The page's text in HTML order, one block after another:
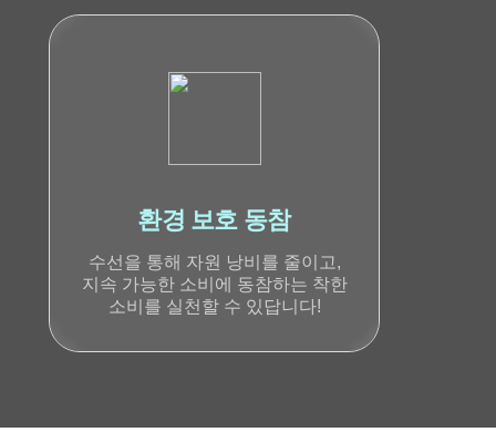
환경 보호 동참
수선을 통해 자원 낭비를 줄이고,
지속 가능한 소비에 동참하는 착한
소비를 실천할 수 있답니다!